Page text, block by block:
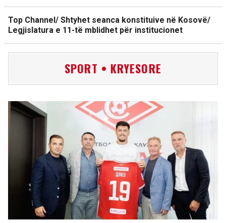
Top Channel/ Shtyhet seanca konstituive në Kosovë/
Legjislatura e 11-të mblidhet për institucionet
SPORT • KRYESORE